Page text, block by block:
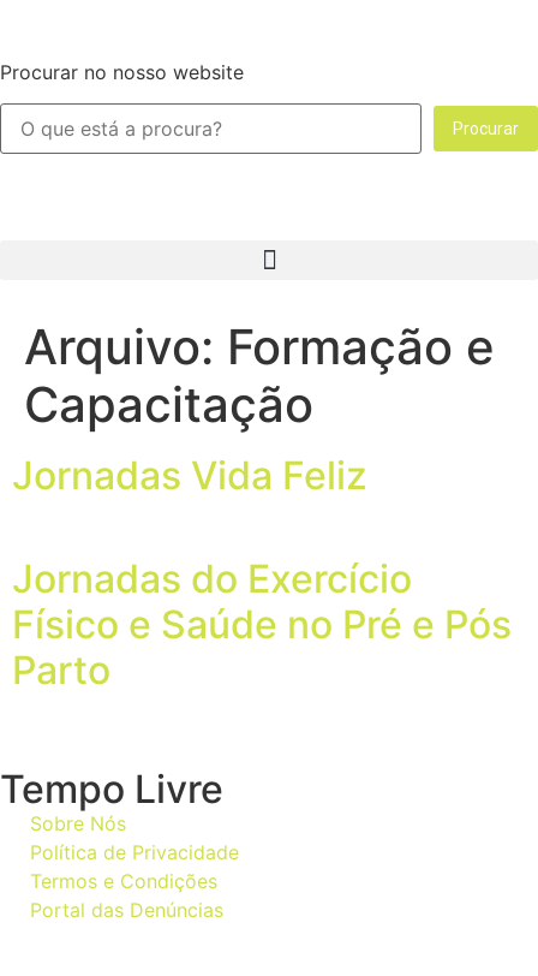
Procurar no nosso website
Procurar
Arquivo: Formação e
Capacitação
Jornadas Vida Feliz
Jornadas do Exercício
Físico e Saúde no Pré e Pós
Parto
Tempo Livre
Sobre Nós
Política de Privacidade
Termos e Condições
Portal das Denúncias